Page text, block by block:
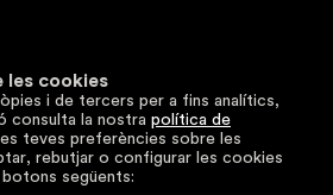
les cookies
i de tercers per a fins analítics,
consulta la nostra política de
teves preferències sobre les
rebutjar o configurar les cookies
següents: